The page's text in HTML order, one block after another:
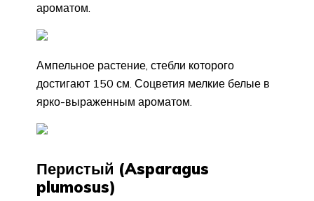
ароматом.
Ампельное растение, стебли которого
достигают 150 см. Соцветия мелкие белые в
ярко-выраженным ароматом.
Перистый (Asparagus
plumosus)